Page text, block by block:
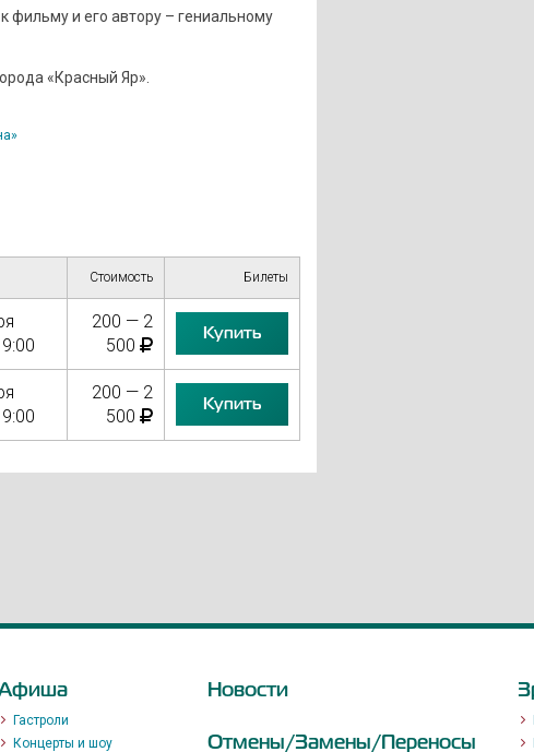
фильму и его автору – гениальному
«Красный Яр».
Стоимость Билеты
200 — 2
500
Купить
200 — 2
500
Купить
Гастроли
Концерты и шоу
Новости
Отмены/Замены/Переносы